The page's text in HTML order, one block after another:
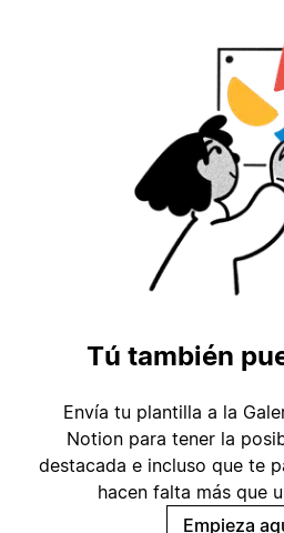
Tú también
Envía tu plantilla a la
Notion para tener la
destacada e incluso que te
hacen falta más que
Empieza